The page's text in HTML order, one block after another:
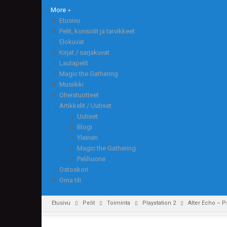
More
Etusivu
Pelit, konsolit ja tarvikkeet
Elokuvat
Kirjat / sarjakuvat
Lautapelit
Magic the Gathering
Musiikki
Oheistuotteet
Artikkelit / Uutiset
Uutiset
Blogi
Yleinen
Magic the Gathering
Pelihuone
Ostoskori
Oma tili
Etusivu Pelit Toiminta Playstation 2 Alter Echo –